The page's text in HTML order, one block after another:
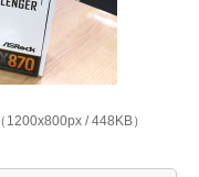
（1200x800px / 448KB）